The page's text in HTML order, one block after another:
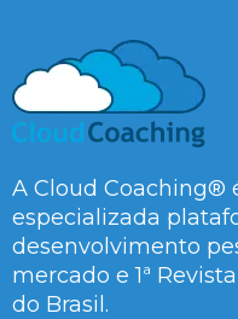
A Cloud Coaching®
especializada
desenvolvimento
mercado e 1ª
do Brasil.